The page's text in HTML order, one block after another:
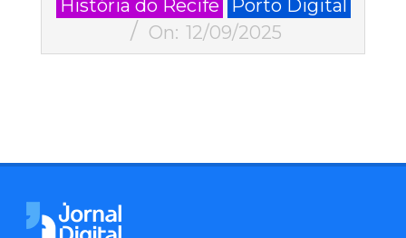
09-
História do Recife
Porto Digital
On: 12/09/2025